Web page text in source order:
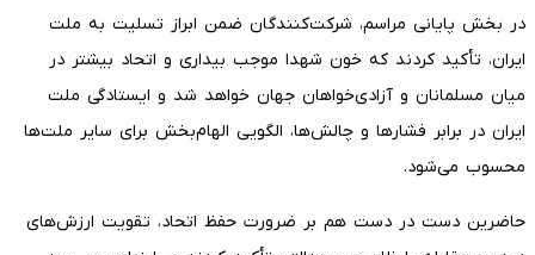
در بخش پایانی مراسم، شرکت‌کنندگان ضمن ابراز تسلیت به ملت
ایران، تأکید کردند که خون شهدا موجب بیداری و اتحاد بیشتر در
میان مسلمانان و آزادی‌خواهان جهان خواهد شد و ایستادگی ملت
ایران در برابر فشارها و چالش‌ها، الگویی الهام‌بخش برای سایر ملت‌ها
محسوب می‌شود.
حاضرین دست در دست هم بر ضرورت حفظ اتحاد، تقویت ارزش‌های